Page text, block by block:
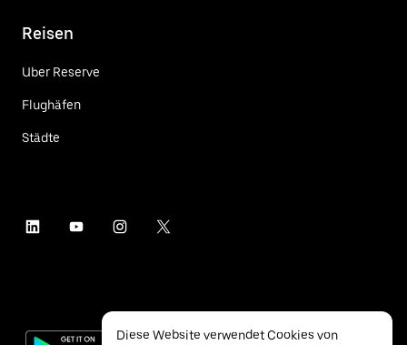
Reisen
Uber Reserve
Flughäfen
Städte
Diese Website verwendet Cookies von